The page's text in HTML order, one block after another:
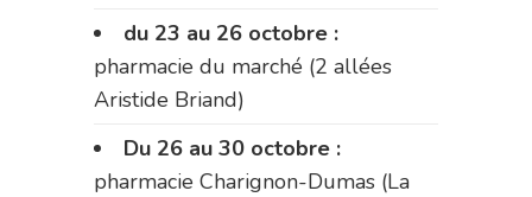
du 23 au 26 octobre :
pharmacie du marché (2 allées
Aristide Briand)
Du 26 au 30 octobre :
pharmacie Charignon-Dumas (La